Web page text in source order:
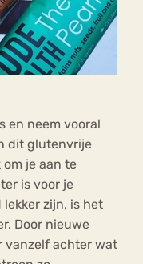
en neem vooral
dit glutenvrije
je aan te
is voor je
zijn, is het
Door nieuwe
vanzelf achter wat